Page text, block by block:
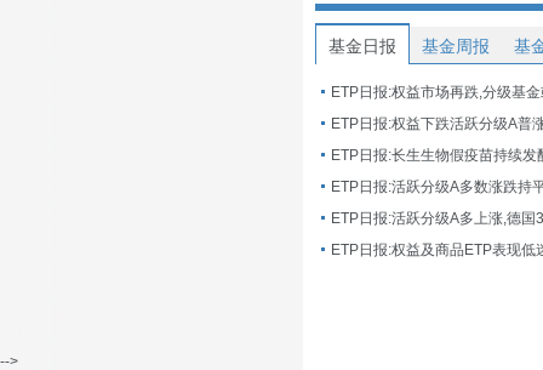
基金日报 基金周报 基
ETP日报:权益市场再跌,分级基
ETP日报:长生生物假疫苗持续发
ETP日报:活跃分级A多数涨跌持
ETP日报:活跃分级A多上涨,德国
-->